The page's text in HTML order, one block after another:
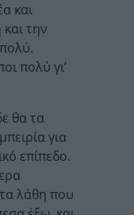
και
την
πολύ γι’
θα τα
για
επίπεδο.
λάθη που